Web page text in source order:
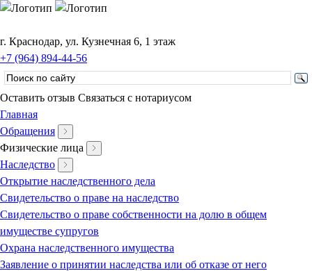
г. Краснодар, ул. Кузнечная 6, 1 этаж
+7 (964) 894-44-56
Оставить отзыв Связаться с нотариусом
Главная
Обращения
Физические лица
Наследство
Открытие наследственного дела
Свидетельство о праве на наследство
Свидетельство о праве собственности на долю в общем
имуществе супругов
Охрана наследственного имущества
Заявление о принятии наследства или об отказе от него